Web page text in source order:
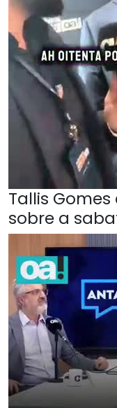
Tallis
sobre a